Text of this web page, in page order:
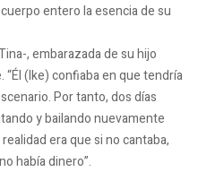
entero la esencia de su
, embarazada de su hijo
(Ike) confiaba en que tendría
Por tanto, dos días
y bailando nuevamente
era que si no cantaba,
había dinero”.